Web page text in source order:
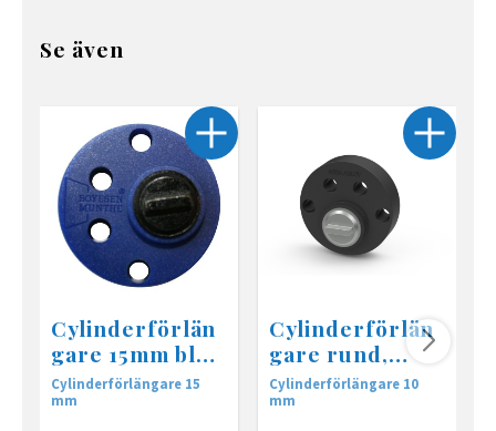
Se även
Cylinderförlän
gare 15mm blå
rund, Komposit
Cylinderförlängare 15
mm
Cylinderförlän
gare rund,
Komposit
Cylinderförlängare 10
mm